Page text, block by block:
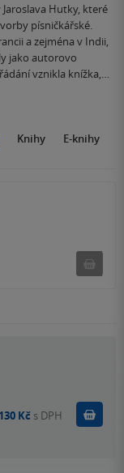
Hutky, které
písničkářské.
a zejména v Indii,
jako autorovo
vznikla knížka,…
Knihy E-knihy
130 Kč s DPH Koupit